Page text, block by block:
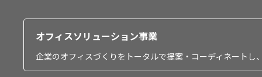
オフィスソリューション事業
企業のオフィスづくりをトータルで提案・コーディネート